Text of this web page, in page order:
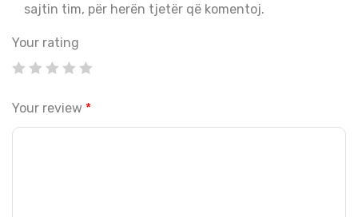
sajtin tim, për herën tjetër që komentoj.
Your rating
Your review *